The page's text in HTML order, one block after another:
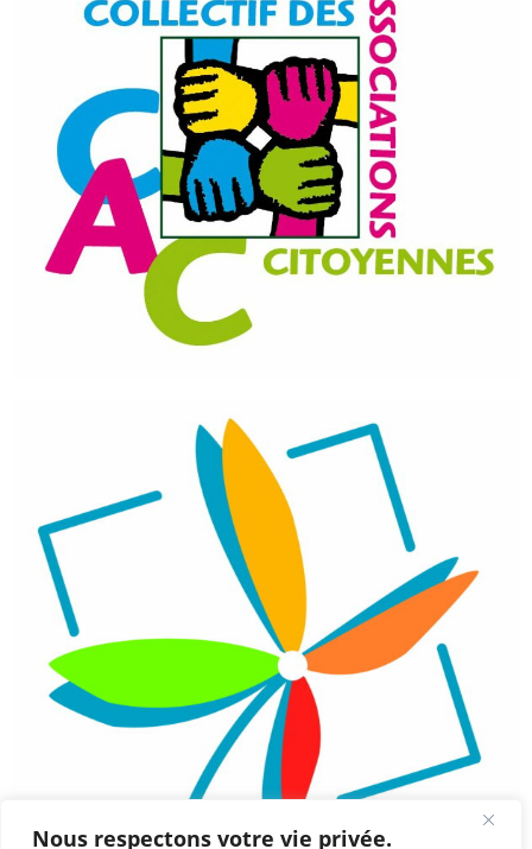
Nous respectons votre vie privée.